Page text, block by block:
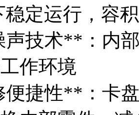
稳定运行，容
技术**：内
作环境
捷性**：卡